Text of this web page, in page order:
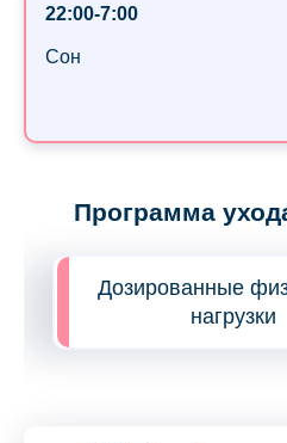
22:00-7:00
Сон
Программа
Дозированные
нагрузки